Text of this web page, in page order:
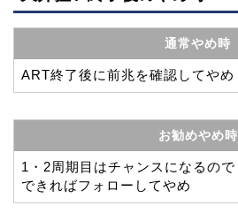
通常やめ時
ART終了後に前兆を確認してやめ
お勧めやめ時
1・2周期目はチャンスになるので
できればフォローしてやめ